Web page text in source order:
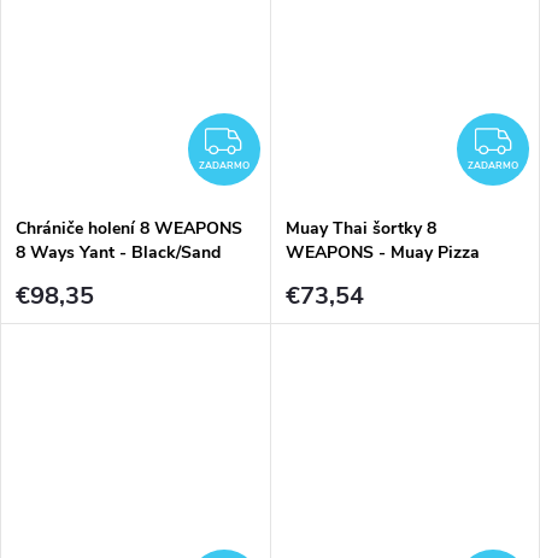
ZADARMO
ZADARMO
Chrániče holení 8 WEAPONS
8 Ways Yant - Black/Sand
€98,35
ZADARMO
Muay Thai šortky 8
WEAPONS - Muay Pizza
€73,54